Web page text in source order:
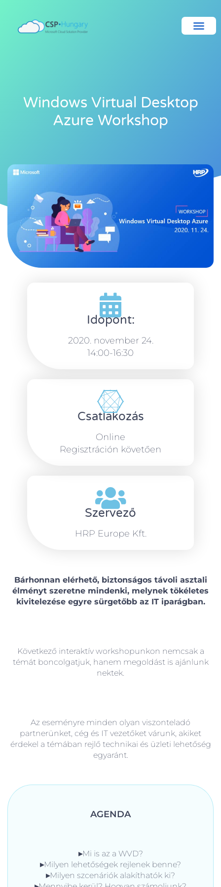
Windows Virtual Desktop
Azure Workshop
Időpont:
2020. november 24.
14:00-16:30
Csatlakozás
Online
Regisztráción követően
Szervező
HRP Europe Kft.
Bárhonnan elérhető, biztonságos távoli asztali
élményt szeretne mindenki, melynek tökéletes
kivitelezése egyre sürgetőbb az IT iparágban.
Következő interaktív workshopunkon nemcsak a
témát boncolgatjuk, hanem megoldást is ajánlunk
nektek.
Az eseményre minden olyan viszonteladó
partnerünket, cég és IT vezetőket várunk, akiket
érdekel a témában rejlő technikai és üzleti lehetőség
egyaránt.
AGENDA
▸Mi is az a WVD?
▸Milyen lehetőségek rejlenek benne?
▸Milyen szcenáriók alakíthatók ki?